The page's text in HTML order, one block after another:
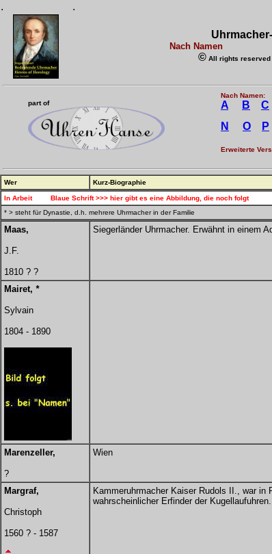
. .
Nach Namen
©All rights reserved
part of
Nach Namen:
A B C
N
O P
Erweiterte
Wer Kurz-Biographie
In Arbeit Blaue Schrift >>> hier gibt es eine Abbildung, die noch folgt
* > steht für Dynastie, d.h. mehrere Uhrmacher in der Familie
Maas,
J.F.
1810 ? ?
Siegerländer Uhrmacher. Erwähnt in einem
Mairet, *
Sylvain
1804 - 1890
Marenzeller,
?
Wien
Margraf,
Christoph
1560 ? - 1587
Kammeruhrmacher Kaiser Rudols II., war in
wahrscheinlicher Erfinder der Kugellaufuhren.